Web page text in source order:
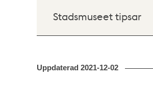
Stadsmuseet tipsar
Uppdaterad 2021-12-02